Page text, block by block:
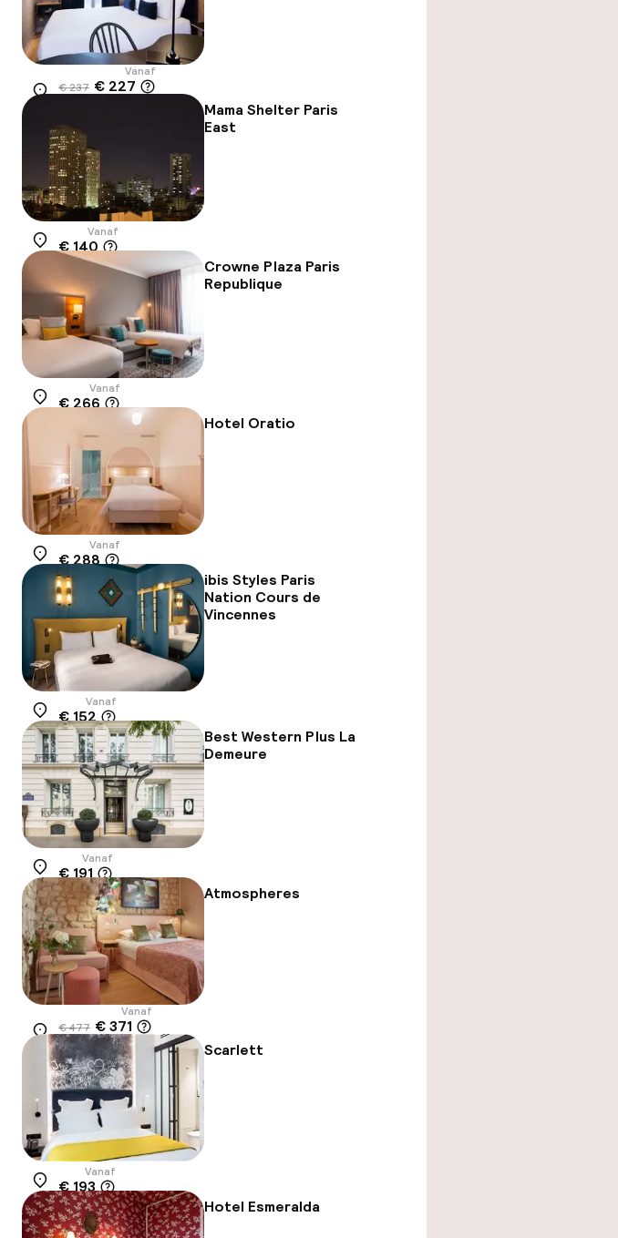
Locatie
Vanaf
€ 237 € 227
Mama Shelter Paris
East
Locatie
Vanaf
€ 140
Crowne Plaza Paris
Republique
Locatie
Vanaf
€ 266
Hotel Oratio
Locatie
Vanaf
€ 288
ibis Styles Paris
Nation Cours de
Vincennes
Locatie
Vanaf
€ 152
Best Western Plus La
Demeure
Locatie
Vanaf
€ 191
Atmospheres
Locatie
Vanaf
€ 477 € 371
-22% Scarlett
Locatie
Vanaf
€ 193
Hotel Esmeralda